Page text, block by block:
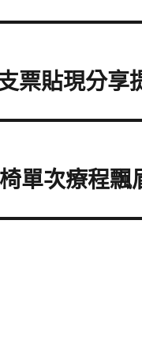
票貼現分享
單次療程飄